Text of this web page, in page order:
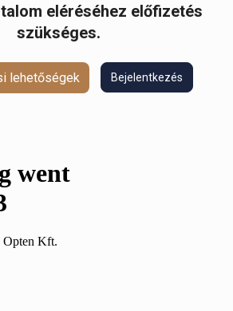
eléréséhez előfizetés
szükséges.
lehetőségek Bejelentkezés